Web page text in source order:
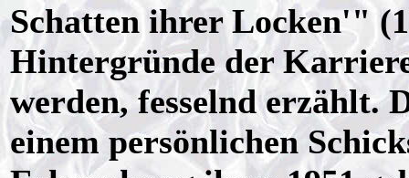
Schatten ihrer Locken'"
Hintergründe der
werden, fesselnd erzählt.
einem persönlichen